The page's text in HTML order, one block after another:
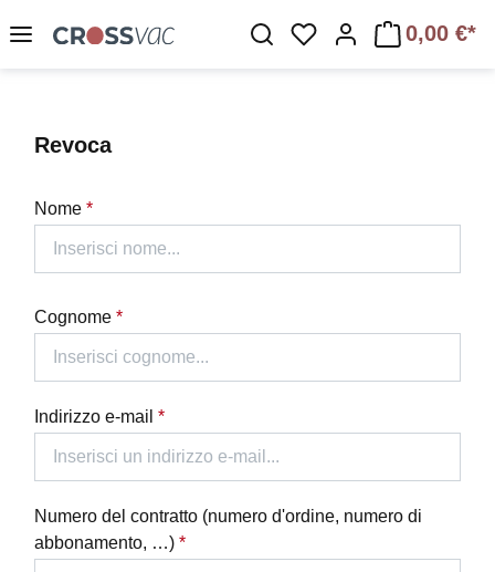
Passa al contenuto principale Hai 0 articoli nella
0,00 €*
Revoca
Nome *
Cognome *
Indirizzo e-mail *
Numero del contratto (numero d'ordine, numero di
abbonamento, …) *